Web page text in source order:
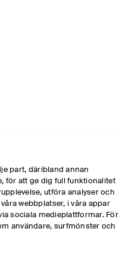
part, däribland annan
för att ge dig full funktionalitet
utföra analyser och
webbplatser, i våra appar
sociala medieplattformar. För
användare, surfmönster och